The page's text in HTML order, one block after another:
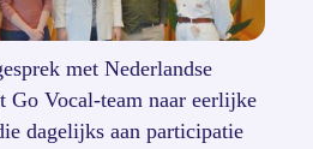
met Nederlandse
Go Vocal-team naar eerlijke
dagelijks aan participatie